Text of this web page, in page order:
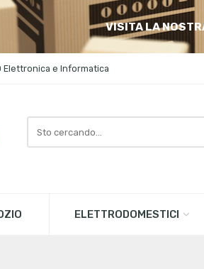
VISITA LA
Elettronica e Informatica
here
ELETTRODOMESTICI